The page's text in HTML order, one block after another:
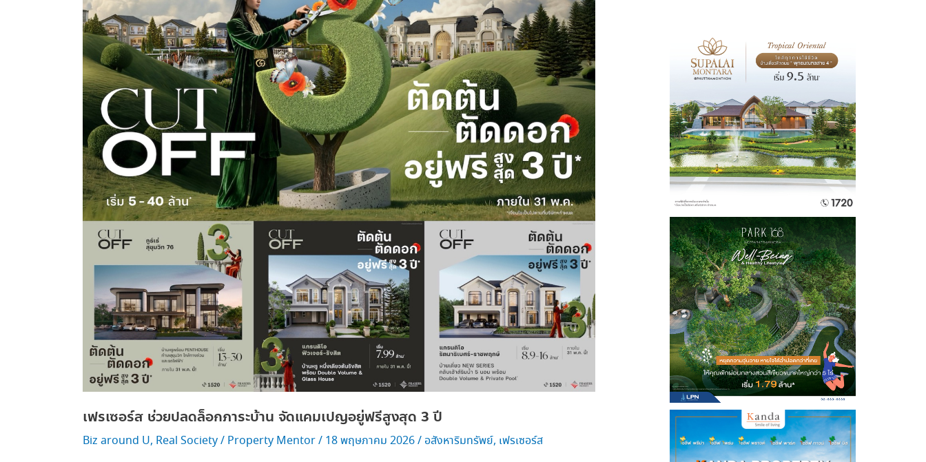
เฟรเซอร์ส ช่วยปลดล็อกภาระบ้าน จัดแคมเปญอยู่ฟรีสูงสุด 3 ปี
Biz around U, Real Society/ Property Mentor/ 18 พฤษภาคม 2026/ อสังหาริมทรัพย์, เฟรเซอร์ส
บ้าน จัด
แคมเปญ
อยู่
ฟรี
สูงสุด
3